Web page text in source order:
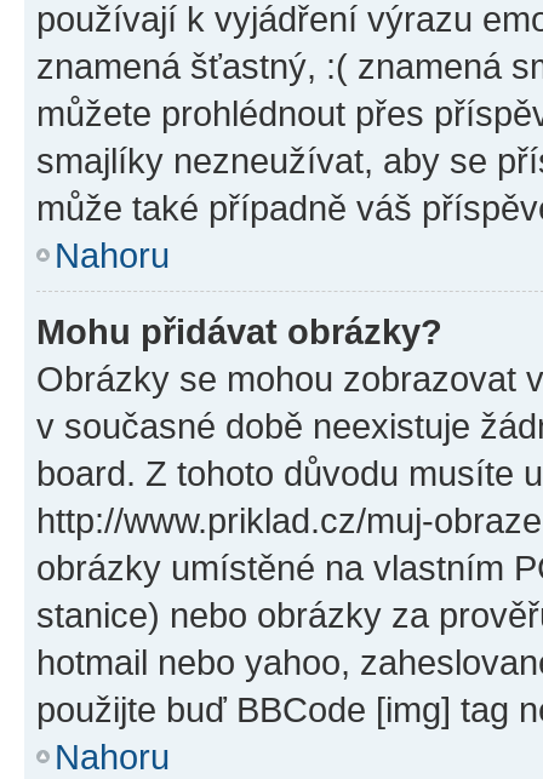
používají k vyjádření výrazu
znamená šťastný, :( znamená
můžete prohlédnout přes
smajlíky nezneužívat, aby se
může také případně váš
Nahoru
Mohu přidávat obrázky?
Obrázky se mohou zobrazovat
v současné době neexistuje
board. Z tohoto důvodu musíte
http://www.priklad.cz/muj-
obrázky umístěné na vlastním
stanice) nebo obrázky za
hotmail nebo yahoo,
použijte buď BBCode [img] tag
Nahoru